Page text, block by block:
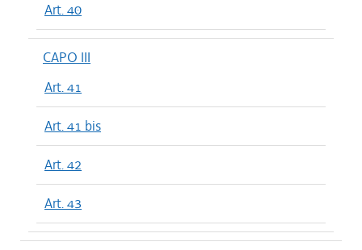
Art. 40
CAPO III
Art. 41
Art. 41 bis
Art. 42
Art. 43